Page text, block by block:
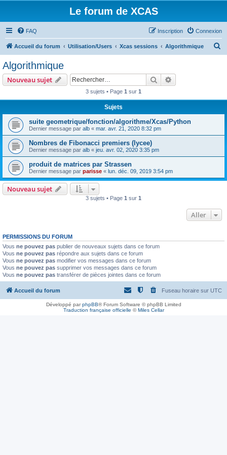
Le forum de XCAS
FAQ Connexion
Inscription
Accueil du forum Utilisation/Users Xcas sessions Algorithmique
r
Algorithmique
Nouveau sujet Rechercher
3 sujets • Page 1 sur 1
Sujets
suite geometrique/fonction/algorithme/Xcas/Python
Dernier message par alb « mar. avr. 21, 2020 8:32 pm
Nombres de Fibonacci premiers (lycee)
Dernier message par alb « jeu. avr. 02, 2020 3:35 pm
produit de matrices par Strassen
Dernier message par parisse « lun. déc. 09, 2019 3:54 pm
Nouveau sujet
3 sujets • Page 1 sur 1
Aller
PERMISSIONS DU FORUM
Vous ne pouvez pas publier de nouveaux sujets dans ce forum
Vous ne pouvez pas répondre aux sujets dans ce forum
Vous ne pouvez pas modifier vos messages dans ce forum
Vous ne pouvez pas supprimer vos messages dans ce forum
Vous ne pouvez pas transférer de pièces jointes dans ce forum
Accueil du forum Fuseau horaire sur UTC
Développé parphpBB® Forum Software © phpBB Limited
Traduction française officielle ©Miles Cellar